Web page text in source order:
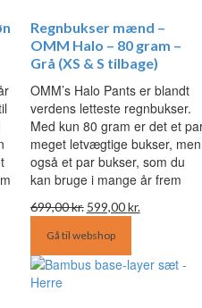
Regnbukser mænd –
OMM Halo – 80 gram –
Grå (XS & S tilbage)
OMM’s Halo Pants er blandt
verdens letteste regnbukser.
Med kun 80 gram er det et
meget letvægtige bukser, men
også et par bukser, som du
kan bruge i mange år frem
699,00kr. Den
pris
var:
699,00 kr..
599,00kr.
er:
599,00 kr..
Gå til webshop